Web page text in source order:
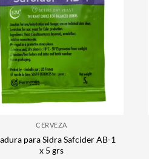
CERVEZA
para Sidra Safcider AB-1
x 5 grs